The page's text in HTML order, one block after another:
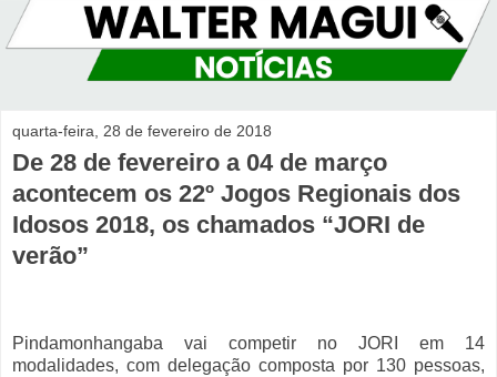
quarta-feira, 28 de fevereiro de 2018
De 28 de fevereiro a 04 de março
acontecem os 22º Jogos Regionais dos
Idosos 2018, os chamados “JORI de
verão”
Pindamonhangaba vai competir no JORI em 14
modalidades, com delegação composta por 130 pessoas,